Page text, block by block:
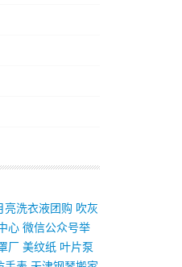
亮洗衣液团购 吹灰
心 微信公众号举
厂 美纹纸 叶片泵